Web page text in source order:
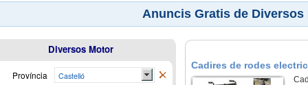
Anuncis Gratis de
Cadires de rodes
Castellón de la Plana/
Diversos Motor
Província Castelló